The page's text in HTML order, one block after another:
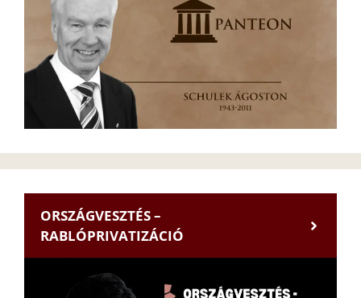
ORSZÁGVESZTÉS –
RABLÓPRIVATIZÁCIÓ